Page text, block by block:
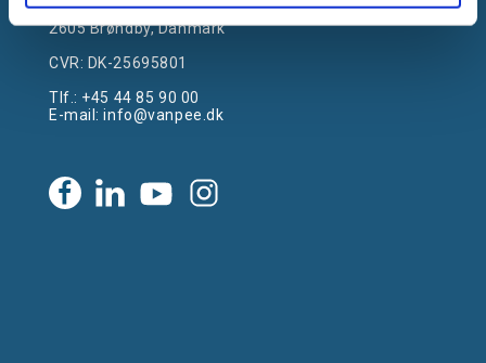
Gammelager 15
2605 Brøndby, Danmark
CVR: DK-25695801
Tlf.: +45 44 85 90 00
E-mail:info@vanpee.dk